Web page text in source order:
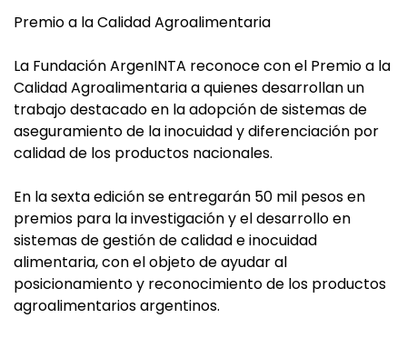
Premio a la Calidad Agroalimentaria
La Fundación ArgenINTA reconoce con el Premio a la
Calidad Agroalimentaria a quienes desarrollan un
trabajo destacado en la adopción de sistemas de
aseguramiento de la inocuidad y diferenciación por
calidad de los productos nacionales.
En la sexta edición se entregarán 50 mil pesos en
premios para la investigación y el desarrollo en
sistemas de gestión de calidad e inocuidad
alimentaria, con el objeto de ayudar al
posicionamiento y reconocimiento de los productos
agroalimentarios argentinos.